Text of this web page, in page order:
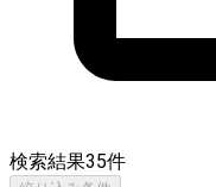
検索結果35件